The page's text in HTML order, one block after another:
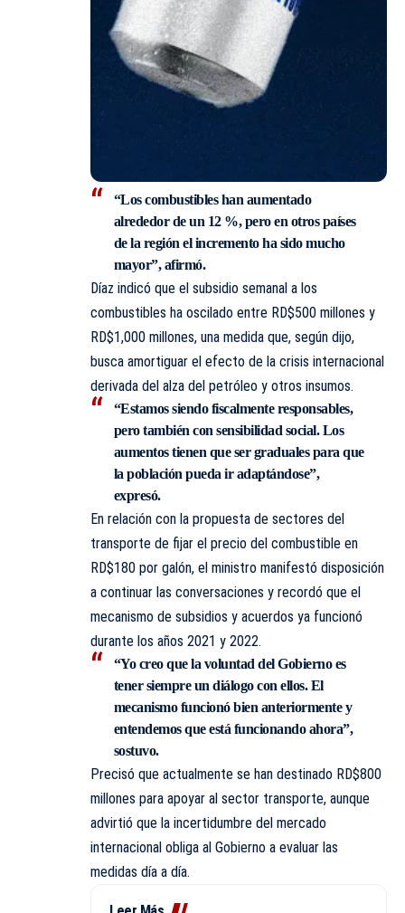
“Los combustibles han aumentado
alrededor de un 12 %, pero en otros países
de la región el incremento ha sido mucho
mayor”, afirmó.
Díaz indicó que el subsidio semanal a los
combustibles ha oscilado entre RD$500 millones y
RD$1,000 millones, una medida que, según dijo,
busca amortiguar el efecto de la crisis internacional
derivada del alza del petróleo y otros insumos.
“Estamos siendo fiscalmente responsables,
pero también con sensibilidad social. Los
aumentos tienen que ser graduales para que
la población pueda ir adaptándose”,
expresó.
En relación con la propuesta de sectores del
transporte de fijar el precio del combustible en
RD$180 por galón, el ministro manifestó disposición
a continuar las conversaciones y recordó que el
mecanismo de subsidios y acuerdos ya funcionó
durante los años 2021 y 2022.
“Yo creo que la voluntad del Gobierno es
tener siempre un diálogo con ellos. El
mecanismo funcionó bien anteriormente y
entendemos que está funcionando ahora”,
sostuvo.
Precisó que actualmente se han destinado RD$800
millones para apoyar al sector transporte, aunque
advirtió que la incertidumbre del mercado
internacional obliga al Gobierno a evaluar las
medidas día a día.